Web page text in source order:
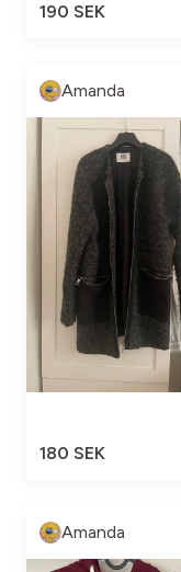
190 SEK
Amanda
180 SEK
Amanda